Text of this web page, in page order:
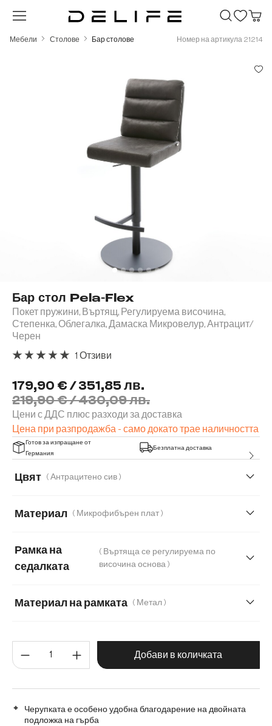
Преминете към основното съдържание
Мебели Столове Бар столове Номер на артикула 21214
Бар стол Pela-Flex
Покет пружини, Въртящ, Регулируема височина,
Степенка, Облегалка, Дамаска Микровелур, Антрацит/
Черен
179,90 € / 351,85 лв.
219,90 € / 430,09 лв.
Цени с ДДС плюс разходи за доставка
Цена при разпродажба - само докато трае наличността
1 Отзиви
Готов за изпращане от
Германия
Безплатна доставка
Цвят ( Антрацитено сив )
Материал ( Микрофибърен плат )
Кадифе
Рамка на
седалката
( Въртяща се регулируема по
височина основа )
Материал на рамката ( Метал )
Количество на продукта:
Добави в количката
Черупката е особено удобна благодарение на двойната
подложка на гърба